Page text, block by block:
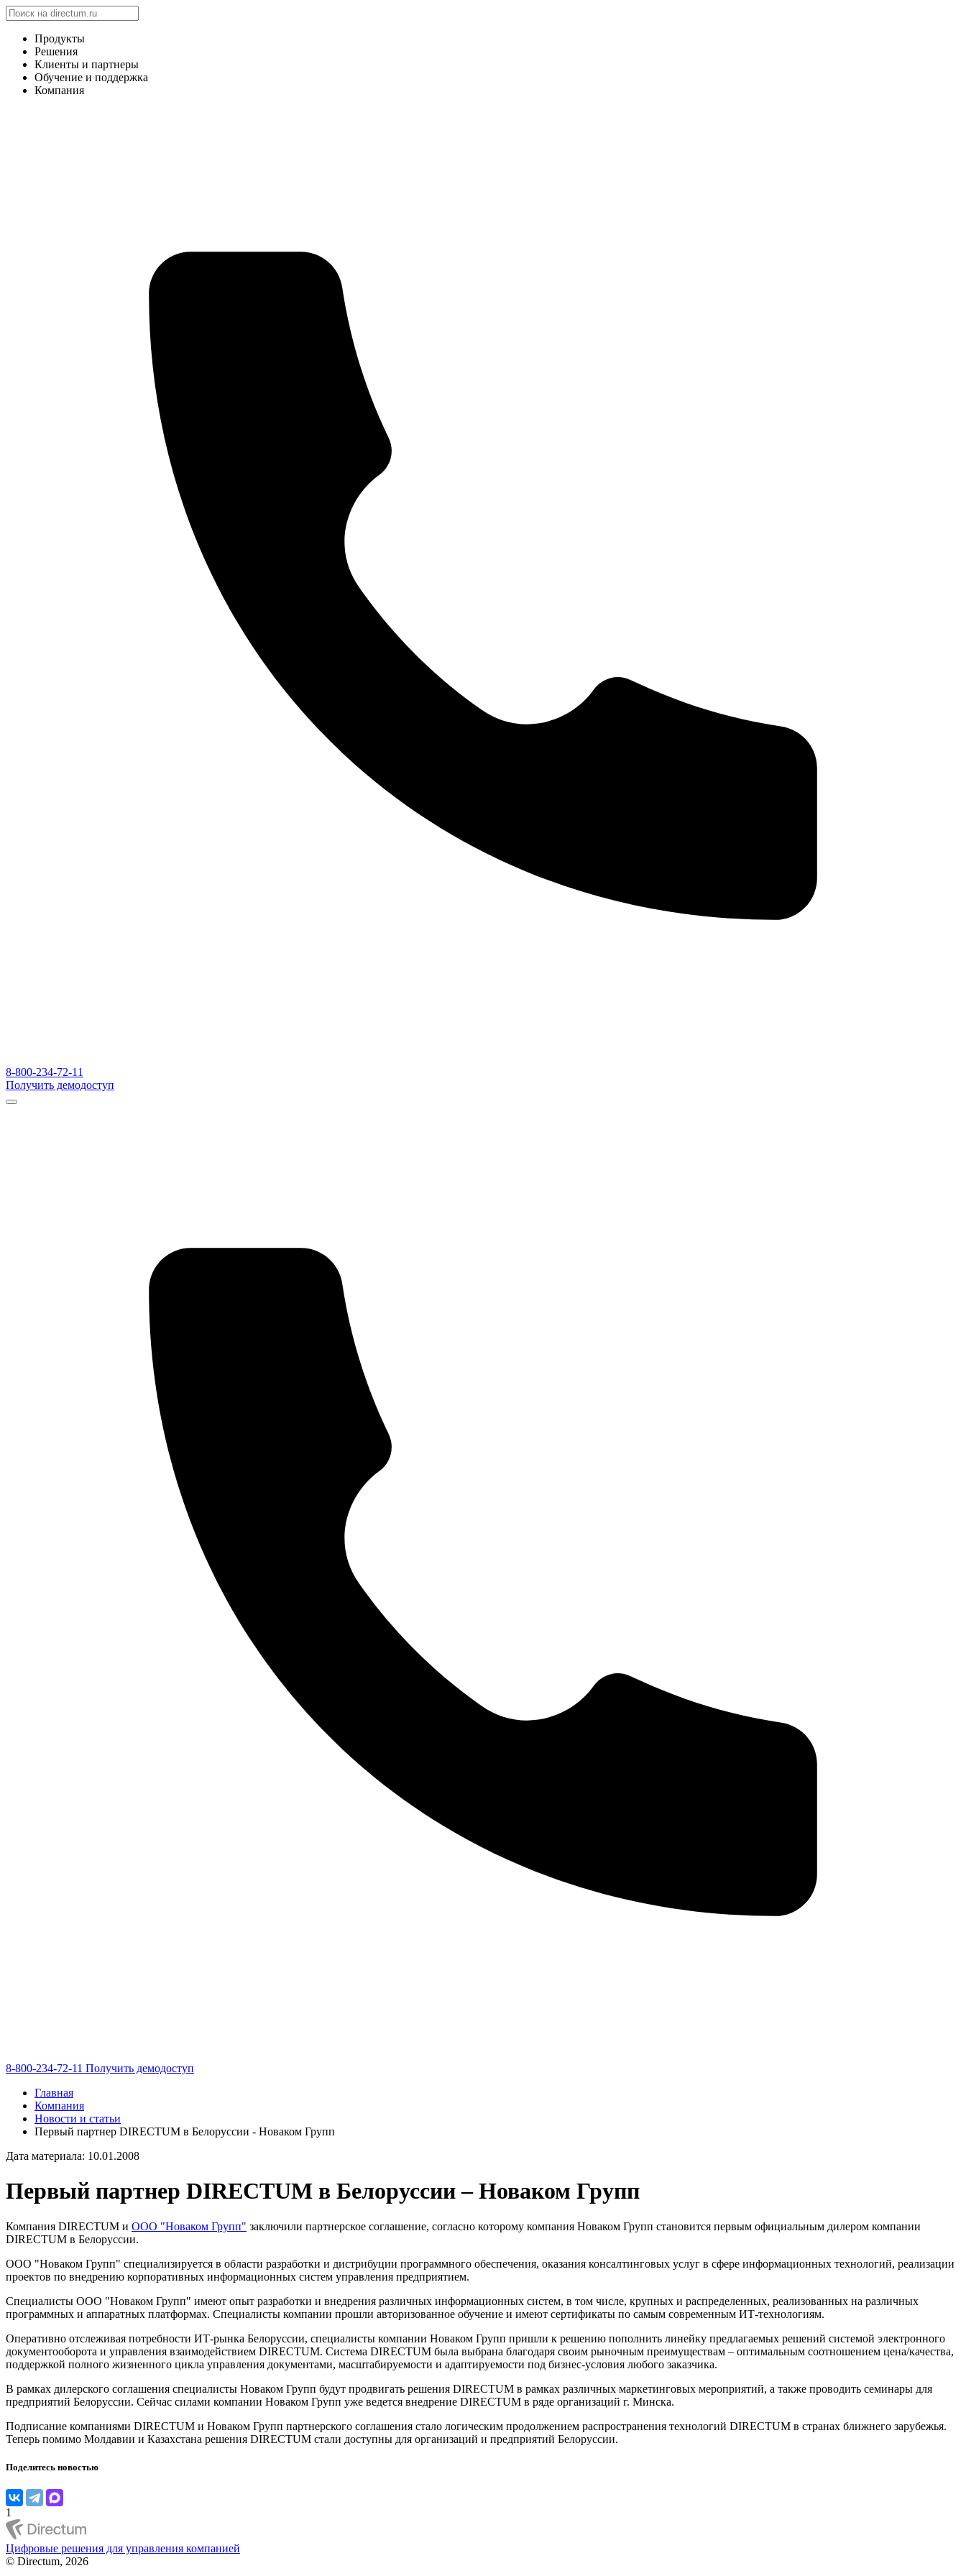
Продукты
Решения
Клиенты и партнеры
Обучение и поддержка
Компания
8-800-234-72-11
Получить демодоступ
8-800-234-72-11 Получить демодоступ
Главная
Компания
Новости и статьи
Первый партнер DIRECTUM в Белоруссии - Новаком Групп
Дата материала: 10.01.2008
Первый партнер DIRECTUM в Белоруссии – Новаком Групп
Компания DIRECTUM и ООО "Новаком Групп" заключили партнерское соглашение, согласно которому компания Новаком Групп становится первым официальным дилером компании
DIRECTUM в Белоруссии.
ООО "Новаком Групп" специализируется в области разработки и дистрибуции программного обеспечения, оказания консалтинговых услуг в сфере информационных технологий, реализации
проектов по внедрению корпоративных информационных систем управления предприятием.
Специалисты ООО "Новаком Групп" имеют опыт разработки и внедрения различных информационных систем, в том числе, крупных и распределенных, реализованных на различных
программных и аппаратных платформах. Специалисты компании прошли авторизованное обучение и имеют сертификаты по самым современным ИТ-технологиям.
Оперативно отслеживая потребности ИТ-рынка Белоруссии, специалисты компании Новаком Групп пришли к решению пополнить линейку предлагаемых решений системой электронного
документооборота и управления взаимодействием DIRECTUM. Система DIRECTUM была выбрана благодаря своим рыночным преимуществам – оптимальным соотношением цена/качества,
поддержкой полного жизненного цикла управления документами, масштабируемости и адаптируемости под бизнес-условия любого заказчика.
В рамках дилерского соглашения специалисты Новаком Групп будут продвигать решения DIRECTUM в рамках различных маркетинговых мероприятий, а также проводить семинары для
предприятий Белоруссии. Сейчас силами компании Новаком Групп уже ведется внедрение DIRECTUM в ряде организаций г. Минска.
Подписание компаниями DIRECTUM и Новаком Групп партнерского соглашения стало логическим продолжением распространения технологий DIRECTUM в странах ближнего зарубежья.
Теперь помимо Молдавии и Казахстана решения DIRECTUM стали доступны для организаций и предприятий Белоруссии.
Поделитесь новостью
1
Цифровые решения для управления компанией
© Directum, 2026